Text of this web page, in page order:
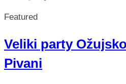
Featured
Veliki party
Pivani